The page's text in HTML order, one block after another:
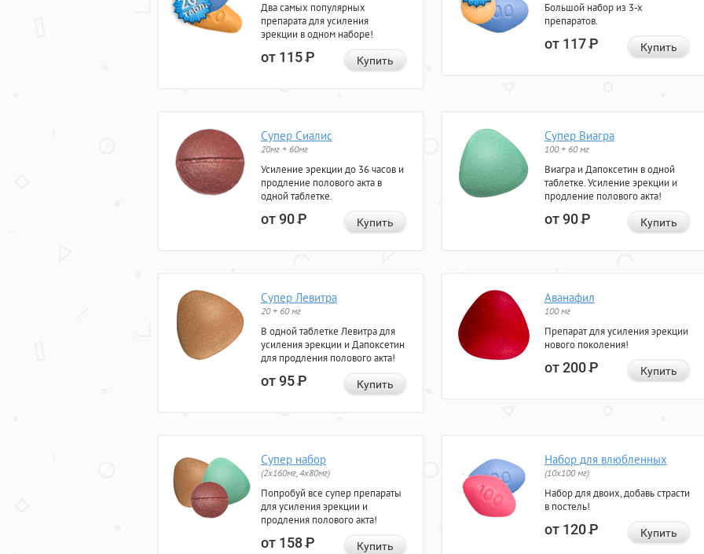
Два самых популярных
препарата для усиления
эрекции в одном наборе!
от 115Р Купить
Большой набор из 3-х
препаратов.
от 117Р Купить
Супер Сиалис
20мг + 60мг
Усиление эрекции до 36 часов и
продление полового акта в
одной таблетке.
от 90Р Купить
Супер Виагра
100 + 60 мг
Виагра и Дапоксетин в одной
таблетке. Усиление эрекции и
продление полового акта!
от 90Р Купить
Супер Левитра
20 + 60 мг
В одной таблетке Левитра для
усиления эрекции и Дапоксетин
для продления полового акта!
от 95Р Купить
Аванафил
100 мг
Препарат для усиления эрекции
нового поколения!
от 200Р Купить
Супер набор
(2х160мг, 4х80мг)
Попробуй все супер препараты
для усиления эрекции и
продления полового акта!
от 158Р Купить
Набор для влюбленных
(10х100 мг)
Набор для двоих, добавь страсти
в постель!
от 120Р Купить